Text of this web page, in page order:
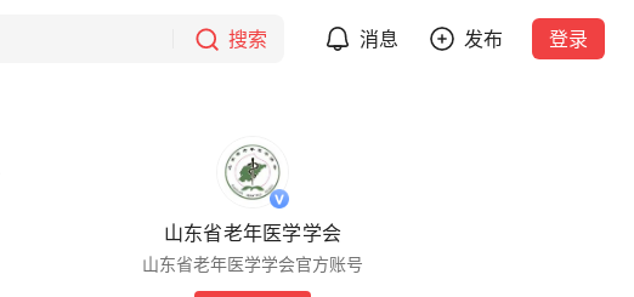
搜索 消息 发布 登录
山东省老年医学学会
山东省老年医学学会官方账号